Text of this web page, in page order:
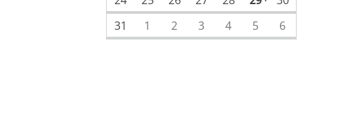
31
1 2 3 4 5 6